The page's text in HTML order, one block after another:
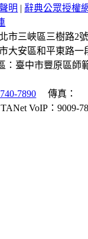
明 | 辭典公眾授權
市三峽區三樹路2號
大安區和平東路一
：臺中市豐原區師
7890
傳真：
TANet VoIP：9009-